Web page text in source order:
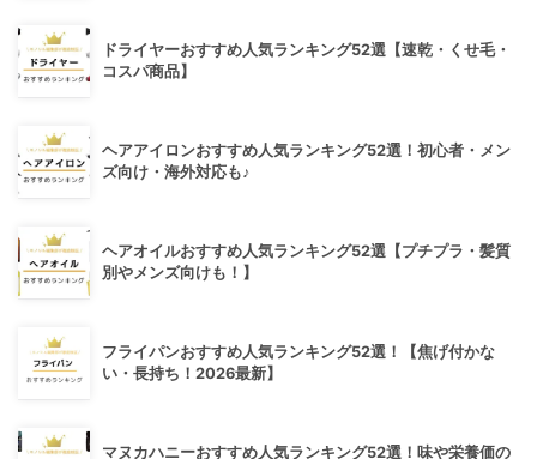
ドライヤーおすすめ人気ランキング52選【速乾・くせ毛・
コスパ商品】
ヘアアイロンおすすめ人気ランキング52選！初心者・メン
ズ向け・海外対応も♪
ヘアオイルおすすめ人気ランキング52選【プチプラ・髪質
別やメンズ向けも！】
フライパンおすすめ人気ランキング52選！【焦げ付かな
い・長持ち！2026最新】
マヌカハニーおすすめ人気ランキング52選！味や栄養価の